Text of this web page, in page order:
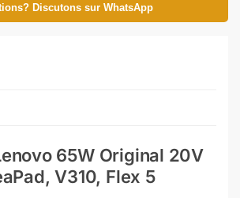
Discutons sur WhatsApp
65W Original 20V
V310, Flex 5